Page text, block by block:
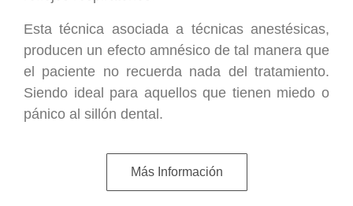
Esta técnica asociada a técnicas anestésicas,
producen un efecto amnésico de tal manera que
el paciente no recuerda nada del tratamiento.
Siendo ideal para aquellos que tienen miedo o
pánico al sillón dental.
Más Información